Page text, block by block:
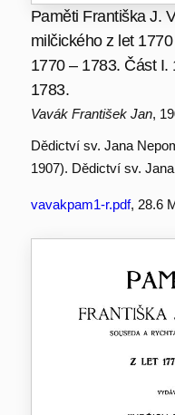
Paměti Františka J.
milčického z let
1770 – 1783. Část
1783.
Vavák František Jan,
Dědictví sv. Jana
1907). Dědictví sv.
vavakpam1-r.pdf, 28.6